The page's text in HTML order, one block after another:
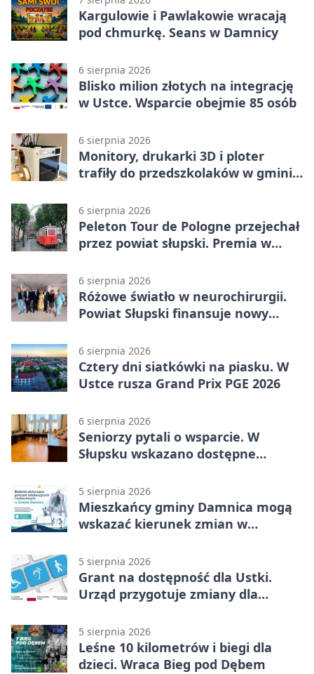
Kargulowie i Pawlakowie wracają
pod chmurkę. Seans w Damnicy
6 sierpnia 2026
Blisko milion złotych na integrację
w Ustce. Wsparcie obejmie 85 osób
6 sierpnia 2026
Monitory, drukarki 3D i ploter
trafiły do przedszkolaków w gminie
6 sierpnia 2026
Peleton Tour de Pologne przejechał
przez powiat słupski. Premia w
6 sierpnia 2026
Różowe światło w neurochirurgii.
Powiat Słupski finansuje nowy
6 sierpnia 2026
Cztery dni siatkówki na piasku. W
Ustce rusza Grand Prix PGE 2026
6 sierpnia 2026
Seniorzy pytali o wsparcie. W
Słupsku wskazano dostępne
5 sierpnia 2026
Mieszkańcy gminy Damnica mogą
wskazać kierunek zmian w
5 sierpnia 2026
Grant na dostępność dla Ustki.
Urząd przygotuje zmiany dla
5 sierpnia 2026
Leśne 10 kilometrów i biegi dla
dzieci. Wraca Bieg pod Dębem